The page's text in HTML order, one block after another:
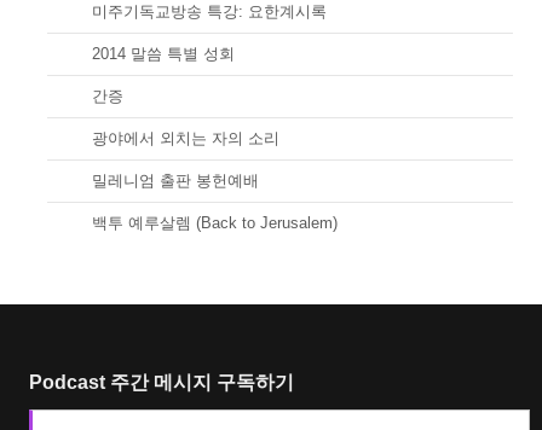
미주기독교방송 특강: 요한계시록
2014 말씀 특별 성회
간증
광야에서 외치는 자의 소리
밀레니엄 출판 봉헌예배
백투 예루살렘 (Back to Jerusalem)
Podcast 주간 메시지 구독하기